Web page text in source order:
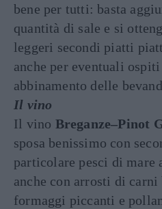
bene per tutti: basta
quantità di sale e si
leggeri secondi piatti
anche per eventuali
abbinamento delle
Il vino
Il vino Breganze–Pinot
sposa benissimo con
particolare pesci di
anche con arrosti di carni
formaggi piccanti e